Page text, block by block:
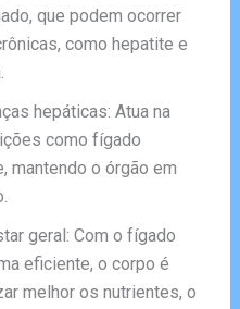
que podem ocorrer
como hepatite e
hepáticas: Atua na
como fígado
mantendo o órgão em
geral: Com o fígado
eficiente, o corpo é
melhor os nutrientes, o